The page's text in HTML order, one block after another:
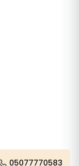
05077770583